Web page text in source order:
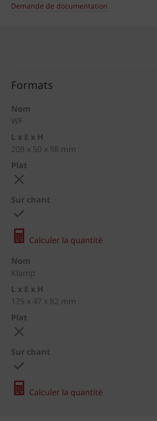
Demande de documentation
Formats
Nom
WF
L x E x H
208 x 50 x 98 mm
Plat
Sur chant
Calculer la quantité
Nom
Klamp
L x E x H
175 x 47 x 82 mm
Plat
Sur chant
Calculer la quantité